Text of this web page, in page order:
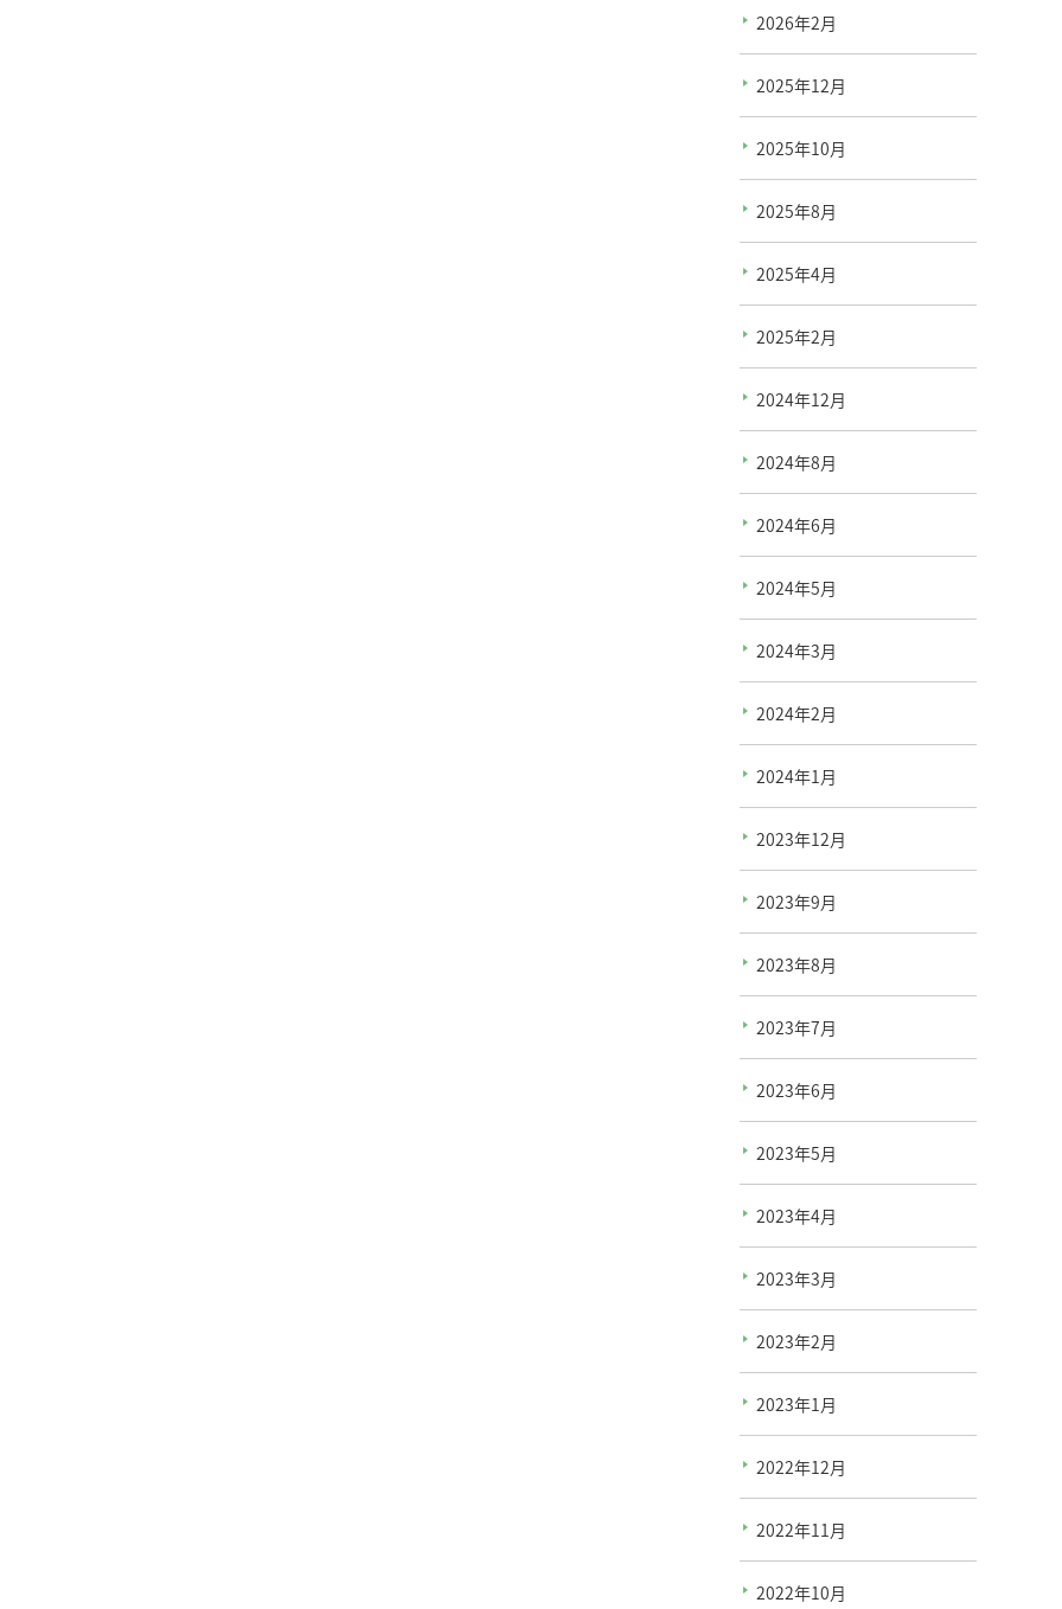
2026年2月
2025年12月
2025年10月
2025年8月
2025年4月
2025年2月
2024年12月
2024年8月
2024年6月
2024年5月
2024年3月
2024年2月
2024年1月
2023年12月
2023年9月
2023年8月
2023年7月
2023年6月
2023年5月
2023年4月
2023年3月
2023年2月
2023年1月
2022年12月
2022年11月
2022年10月